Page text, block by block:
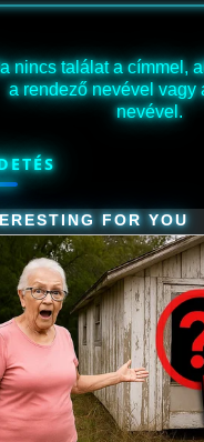
nincs találat a címmel,
a rendező nevével vagy
nevével.